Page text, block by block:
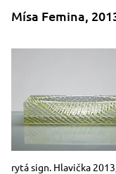
Mísa Femina,
Rozměry
Stručný popis předmětu
rytá sign. Hlavička